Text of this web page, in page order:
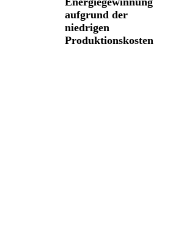
aufgrund der
niedrigen
Produktionskosten